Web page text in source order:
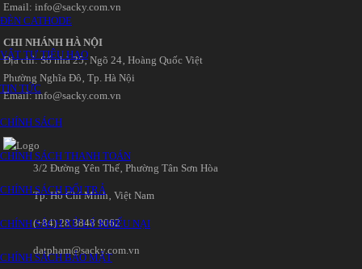
ĐÈN CATHODE
VẬT TƯ TIÊU HAO
TIN TỨC
CHÍNH SÁCH
CHÍNH SÁCH THANH TOÁN
CHÍNH SÁCH ĐỔI TRẢ
CHÍNH SÁCH XỬ LÝ KHIẾU NẠI
CHÍNH SÁCH BẢO MẬT
Email: info@sacky.com.vn
CHI NHÁNH HÀ NỘI
Địa chỉ: Số nhà 25‚ Ngõ 24‚ Hoàng Quốc Việt
Phường Nghĩa Đô‚ Tp. Hà Nội
Email: info@sacky.com.vn
3/2 Đường Yên Thế‚ Phường Tân Sơn Hòa
Tp. Hồ Chí Minh‚ Việt Nam
(+84) 28 3848 9062
datpham@sacky.com.vn